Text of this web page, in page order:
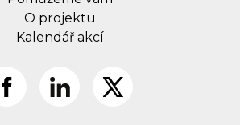
O projektu
Kalendář akcí